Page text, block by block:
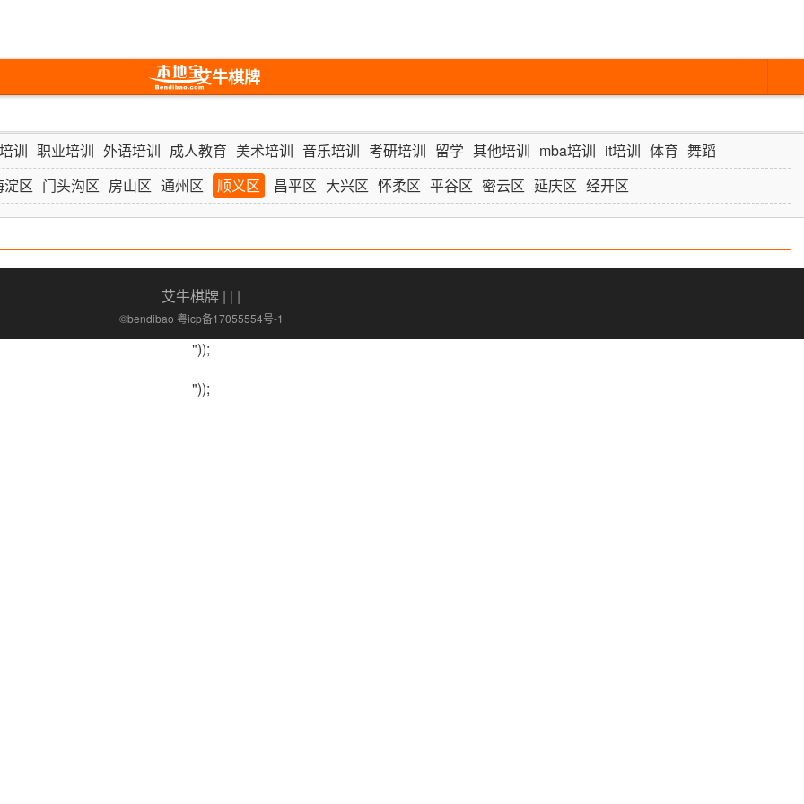
艾牛棋牌
训 职业培训 外语培训 成人教育 美术培训 音乐培训 考研培训 留学 其他培训 mba培训 it培训 体育 舞蹈
淀区 门头沟区 房山区 通州区 顺义区 昌平区 大兴区 怀柔区 平谷区 密云区 延庆区 经开区
艾牛棋牌 | | |
©bendibao 粤icp备17055554号-1
"));
"));